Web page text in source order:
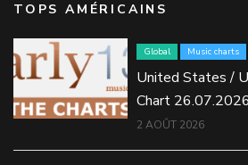
TOPS AMÉRICAINS
Global Music charts
United States /
Chart 26.07.2026
2 AOÛT 2026